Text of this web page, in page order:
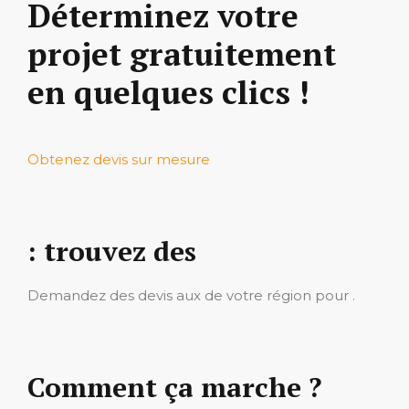
Déterminez votre
projet gratuitement
en quelques clics !
Obtenez devis sur mesure
: trouvez des
Demandez des devis aux de votre région pour .
Comment ça marche ?